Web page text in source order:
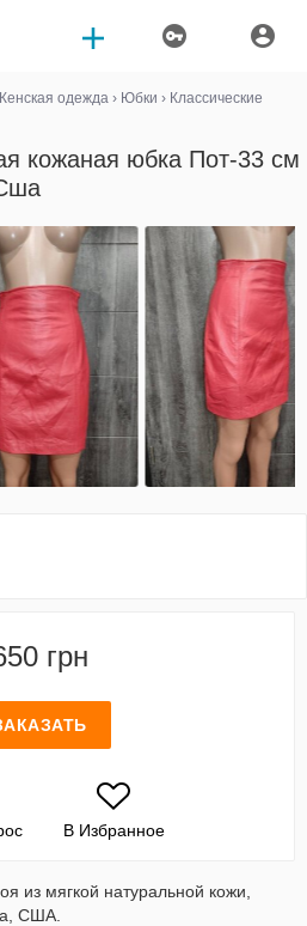
одежда › Юбки › Классические
кожаная юбка Пот-33 см
грн
В Избранное
из мягкой натуральной кожи,
США.